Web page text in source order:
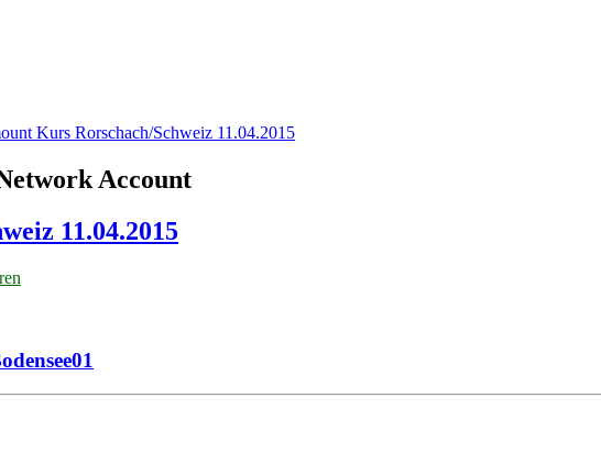
Kurs Rorschach/Schweiz 11.04.2015
Account
11.04.2015